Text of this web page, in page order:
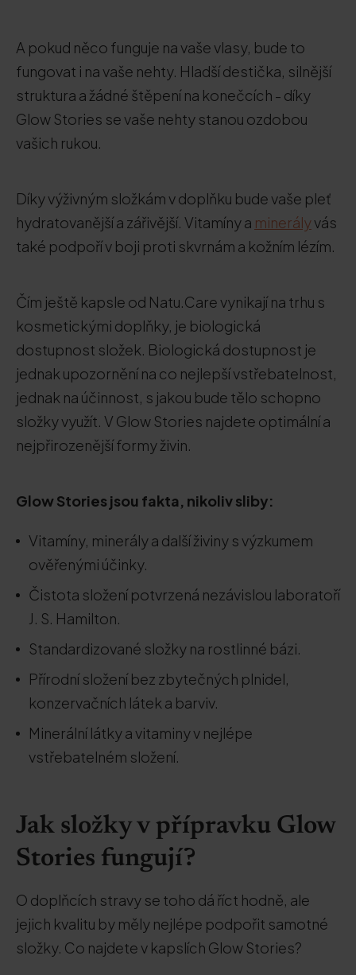
A pokud něco funguje na vaše vlasy, bude to
fungovat i na vaše nehty. Hladší destička, silnější
struktura a žádné štěpení na konečcích - díky
Glow Stories se vaše nehty stanou ozdobou
vašich rukou.
Díky výživným složkám v doplňku bude vaše pleť
hydratovanější a zářivější. Vitamíny a minerályvás
také podpoří v boji proti skvrnám a kožním lézím.
Čím ještě kapsle od Natu.Care vynikají na trhu s
kosmetickými doplňky, je biologická
dostupnost složek. Biologická dostupnost je
jednak upozornění na co nejlepší vstřebatelnost,
jednak na účinnost, s jakou bude tělo schopno
složky využít. V Glow Stories najdete optimální a
nejpřirozenější formy živin.
Glow Stories jsou fakta, nikoliv sliby:
Vitamíny, minerály a další živiny s výzkumem
ověřenými účinky.
Čistota složení potvrzená nezávislou laboratoří
J. S. Hamilton.
Standardizované složky na rostlinné bázi.
Přírodní složení bez zbytečných plnidel,
konzervačních látek a barviv.
Minerální látky a vitaminy v nejlépe
vstřebatelném složení.
Jak složky v přípravku Glow
Stories fungují?
O doplňcích stravy se toho dá říct hodně, ale
jejich kvalitu by měly nejlépe podpořit samotné
složky. Co najdete v kapslích Glow Stories?